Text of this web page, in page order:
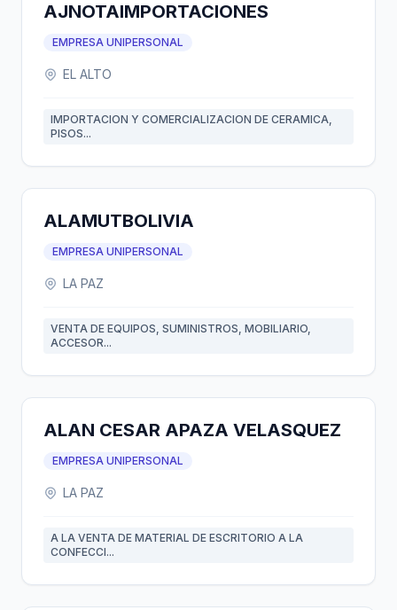
AJNOTAIMPORTACIONES
EMPRESA UNIPERSONAL
EL ALTO
IMPORTACION Y COMERCIALIZACION DE CERAMICA,
PISOS...
ALAMUTBOLIVIA
EMPRESA UNIPERSONAL
LA PAZ
VENTA DE EQUIPOS, SUMINISTROS, MOBILIARIO,
ACCESOR...
ALAN CESAR APAZA VELASQUEZ
EMPRESA UNIPERSONAL
LA PAZ
A LA VENTA DE MATERIAL DE ESCRITORIO A LA
CONFECCI...